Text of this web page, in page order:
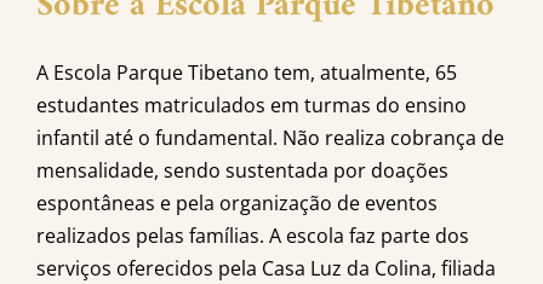
A Escola Parque Tibetano tem, atualmente, 65
estudantes matriculados em turmas do ensino
infantil até o fundamental. Não realiza cobrança de
mensalidade, sendo sustentada por doações
espontâneas e pela organização de eventos
realizados pelas famílias. A escola faz parte dos
serviços oferecidos pela Casa Luz da Colina, filiada